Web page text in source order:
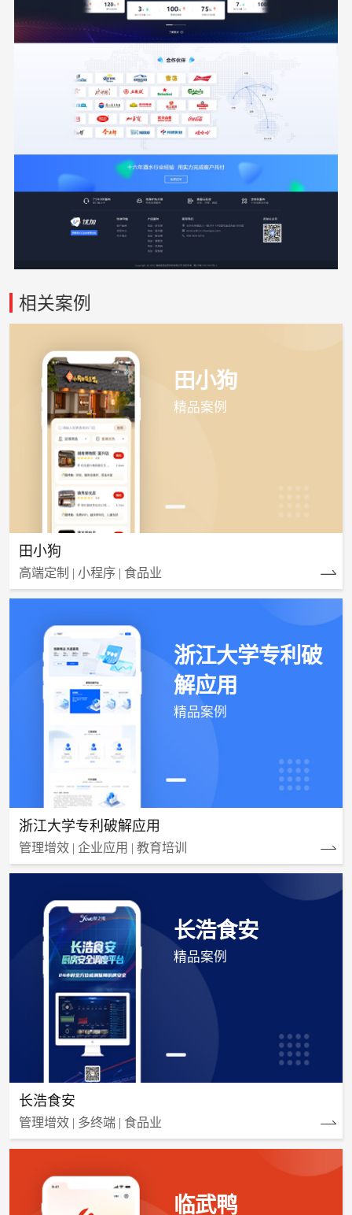
相关案例
田小狗
精品案例
田小狗
高端定制 | 小程序 | 食品业
浙江大学专利破
解应用
精品案例
浙江大学专利破解应用
管理增效 | 企业应用 | 教育培训
长浩食安
精品案例
长浩食安
管理增效 | 多终端 | 食品业
临武鸭